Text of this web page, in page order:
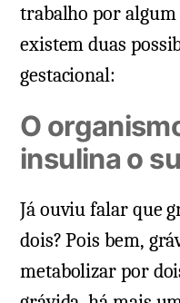
trabalho por
existem duas
gestacional:
O
insulina o
Já ouviu falar que
dois? Pois bem,
metabolizar por